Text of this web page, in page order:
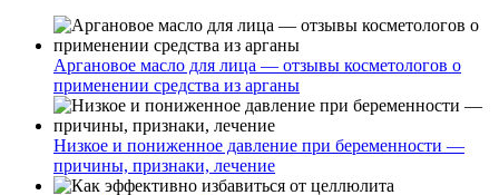
Аргановое масло для лица — отзывы косметологов о
применении средства из арганы
Низкое и пониженное давление при беременности —
причины, признаки, лечение